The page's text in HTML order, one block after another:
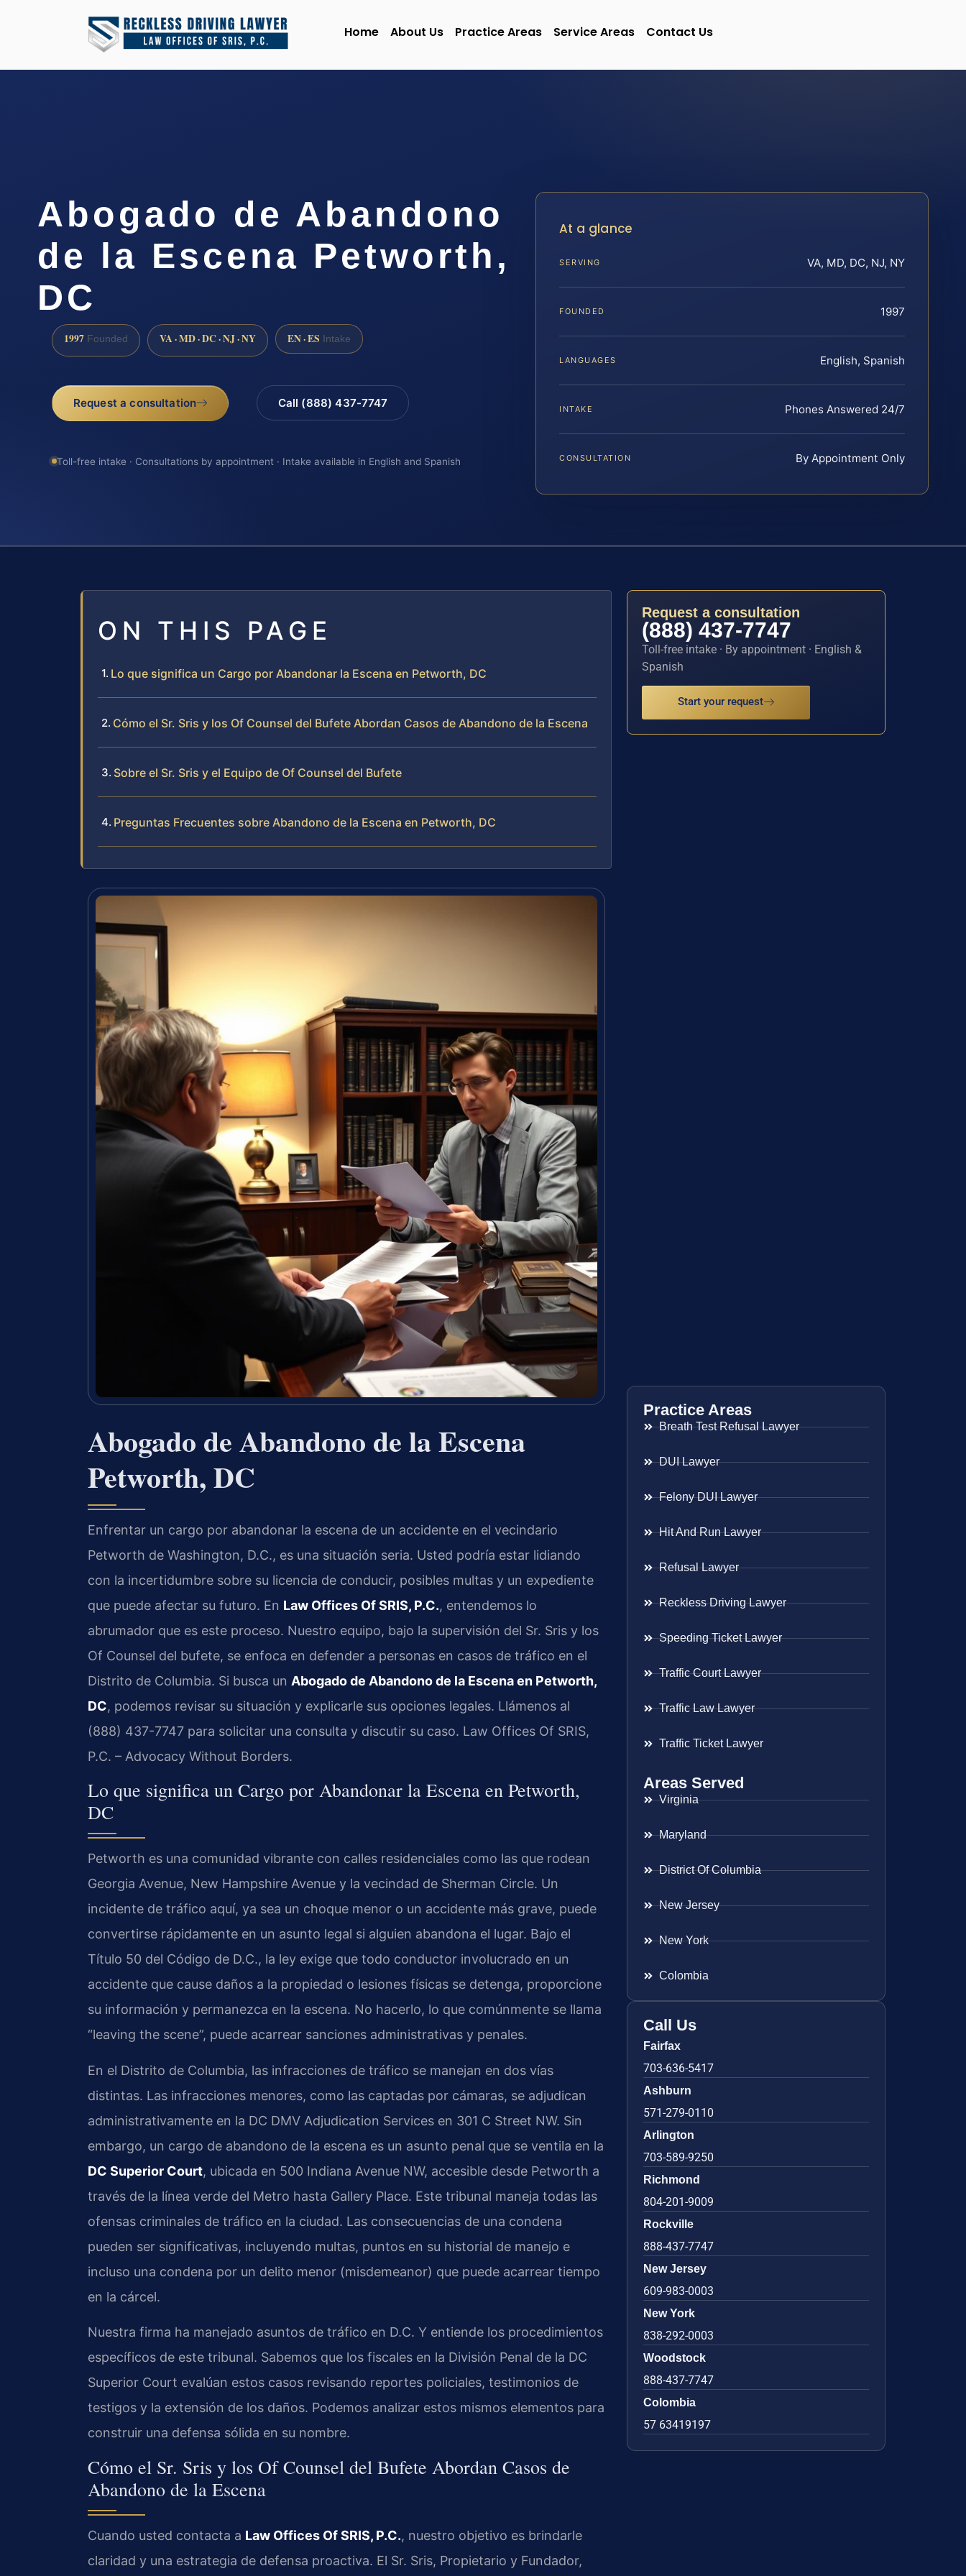
Home About Us Practice Areas Service Areas Contact Us
Abogado de Abandono
de la Escena Petworth,
DC
1997 Founded VA · MD · DC · NJ · NY EN · ES Intake
Request a consultation Call (888) 437-7747
Toll-free intake · Consultations by appointment · Intake available in English and Spanish
At a glance
SERVING VA, MD, DC, NJ, NY
FOUNDED 1997
LANGUAGES English, Spanish
INTAKE Phones Answered 24/7
CONSULTATION By Appointment Only
ON THIS PAGE
Lo que significa un Cargo por Abandonar la Escena en Petworth, DC
Cómo el Sr. Sris y los Of Counsel del Bufete Abordan Casos de Abandono de la Escena
Sobre el Sr. Sris y el Equipo de Of Counsel del Bufete
Preguntas Frecuentes sobre Abandono de la Escena en Petworth, DC
Abogado de Abandono de la Escena
Petworth, DC
Enfrentar un cargo por abandonar la escena de un accidente en el vecindario
Petworth de Washington, D.C., es una situación seria. Usted podría estar lidiando
con la incertidumbre sobre su licencia de conducir, posibles multas y un expediente
que puede afectar su futuro. En Law Offices Of SRIS, P.C., entendemos lo
abrumador que es este proceso. Nuestro equipo, bajo la supervisión del Sr. Sris y los
Of Counsel del bufete, se enfoca en defender a personas en casos de tráfico en el
Distrito de Columbia. Si busca un Abogado de Abandono de la Escena en Petworth,
DC, podemos revisar su situación y explicarle sus opciones legales. Llámenos al
(888) 437-7747 para solicitar una consulta y discutir su caso. Law Offices Of SRIS,
P.C. – Advocacy Without Borders.
Lo que significa un Cargo por Abandonar la Escena en Petworth,
DC
Petworth es una comunidad vibrante con calles residenciales como las que rodean
Georgia Avenue, New Hampshire Avenue y la vecindad de Sherman Circle. Un
incidente de tráfico aquí, ya sea un choque menor o un accidente más grave, puede
convertirse rápidamente en un asunto legal si alguien abandona el lugar. Bajo el
Título 50 del Código de D.C., la ley exige que todo conductor involucrado en un
accidente que cause daños a la propiedad o lesiones físicas se detenga, proporcione
su información y permanezca en la escena. No hacerlo, lo que comúnmente se llama
“leaving the scene”, puede acarrear sanciones administrativas y penales.
En el Distrito de Columbia, las infracciones de tráfico se manejan en dos vías
distintas. Las infracciones menores, como las captadas por cámaras, se adjudican
administrativamente en la DC DMV Adjudication Services en 301 C Street NW. Sin
embargo, un cargo de abandono de la escena es un asunto penal que se ventila en la
DC Superior Court, ubicada en 500 Indiana Avenue NW, accesible desde Petworth a
través de la línea verde del Metro hasta Gallery Place. Este tribunal maneja todas las
ofensas criminales de tráfico en la ciudad. Las consecuencias de una condena
pueden ser significativas, incluyendo multas, puntos en su historial de manejo e
incluso una condena por un delito menor (misdemeanor) que puede acarrear tiempo
en la cárcel.
Nuestra firma ha manejado asuntos de tráfico en D.C. Y entiende los procedimientos
específicos de este tribunal. Sabemos que los fiscales en la División Penal de la DC
Superior Court evalúan estos casos revisando reportes policiales, testimonios de
testigos y la extensión de los daños. Podemos analizar estos mismos elementos para
construir una defensa sólida en su nombre.
Cómo el Sr. Sris y los Of Counsel del Bufete Abordan Casos de
Abandono de la Escena
Cuando usted contacta a Law Offices Of SRIS, P.C., nuestro objetivo es brindarle
claridad y una estrategia de defensa proactiva. El Sr. Sris, Propietario y Fundador,
Request a consultation
(888) 437-7747
Toll-free intake · By appointment · English &
Spanish
Start your request
Practice Areas
Breath Test Refusal Lawyer
DUI Lawyer
Felony DUI Lawyer
Hit And Run Lawyer
Refusal Lawyer
Reckless Driving Lawyer
Speeding Ticket Lawyer
Traffic Court Lawyer
Traffic Law Lawyer
Traffic Ticket Lawyer
Areas Served
Virginia
Maryland
District Of Columbia
New Jersey
New York
Colombia
Call Us
Fairfax
703-636-5417
Ashburn
571-279-0110
Arlington
703-589-9250
Richmond
804-201-9009
Rockville
888-437-7747
New Jersey
609-983-0003
New York
838-292-0003
Woodstock
888-437-7747
Colombia
57 63419197